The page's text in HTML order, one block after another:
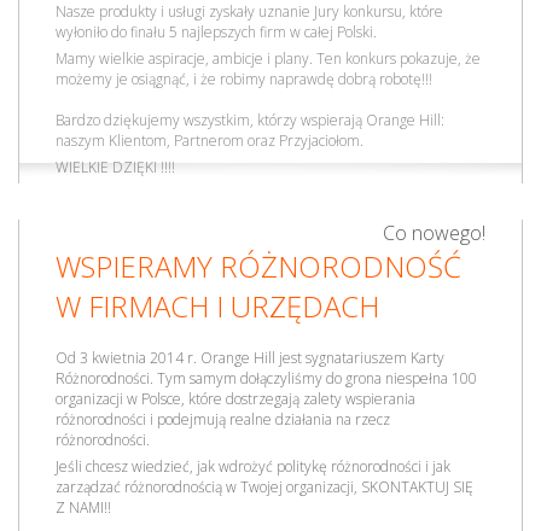
Nasze produkty i usługi zyskały uznanie Jury konkursu, które
wyłoniło do finału 5 najlepszych firm w całej Polski.
Mamy wielkie aspiracje, ambicje i plany. Ten konkurs pokazuje, że
możemy je osiągnąć, i że robimy naprawdę dobrą robotę!!!
Bardzo dziękujemy wszystkim, którzy wspierają Orange Hill:
naszym Klientom, Partnerom oraz Przyjaciołom.
WIELKIE DZIĘKI !!!!
Co nowego!
WSPIERAMY RÓŻNORODNOŚĆ
W FIRMACH I URZĘDACH
Od 3 kwietnia 2014 r. Orange Hill jest sygnatariuszem Karty
Różnorodności. Tym samym dołączyliśmy do grona niespełna 100
organizacji w Polsce, które dostrzegają zalety wspierania
różnorodności i podejmują realne działania na rzecz
różnorodności.
Jeśli chcesz wiedzieć, jak wdrożyć politykę różnorodności i jak
zarządzać różnorodnością w Twojej organizacji, SKONTAKTUJ SIĘ
Z NAMI!!